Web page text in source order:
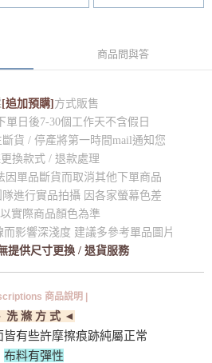
商品問與答
[追加預購]方式販售
單日後7-30個工作天不含假日
貨 / 停產將第一時間mail通知您
換款式 / 退款處理
因單品斷貨而取消其他下單商品
進行實品拍攝 因各家螢幕色差
實際商品顏色為準
影響深淺度 建議多參考單品圖片
提供尺寸更換 / 退貨服務
商品說明 |
洗 滌 方 式 ◄
有些許摩擦痕跡純屬正常
布料有彈性